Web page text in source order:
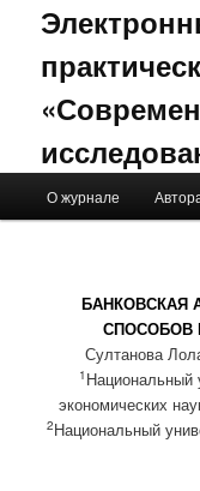
Skip to primary
Skip to secondary
О журнале
БАНКОВСКАЯ
СПОСОБОВ
Султанова
1 Национальный
экономических
2Национальный